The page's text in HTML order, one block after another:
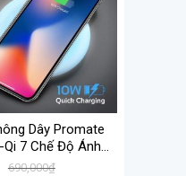
Dây Promate
Qi 7 Chế Độ Ánh
Sáng LED
690,000₫